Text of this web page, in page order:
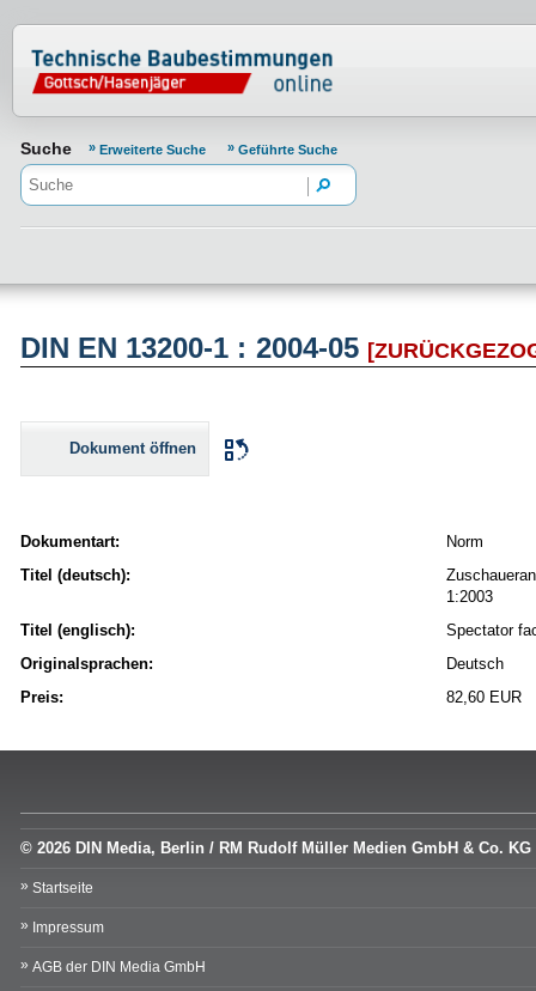
Normenportal Barrierefreiheit
Suche Erweiterte Suche Geführte Suche
DIN EN 13200-1 : 2004-05
Dokument öffnen
Dokumentart:
Norm
Titel (deutsch):
1:2003
Titel (englisch):
Spectator
Originalsprachen:
Deutsch
Preis:
82,60 EUR
© 2026 DIN Media, Berlin / RM Rudolf Müller Medien GmbH & Co. KG
Startseite
Impressum
AGB der DIN Media GmbH